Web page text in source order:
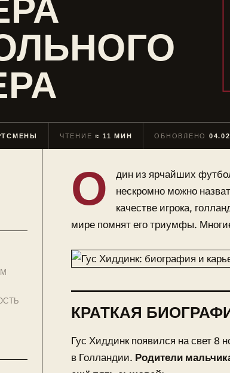
ЧТЕНИЕ≈ 11 МИН ОБНОВЛЕНО
О
дин из ярчайших
нескромно можно
качестве игрока,
мире помнят его триумфы.
КРАТКАЯ
Гус Хиддинк появился на свет 8
в Голландии. Родители